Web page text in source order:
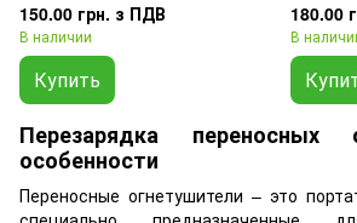
150.00 грн. з ПДВ
В наличии
Купить
180.00
В
Перезарядка переносных
особенности
Переносные огнетушители – это